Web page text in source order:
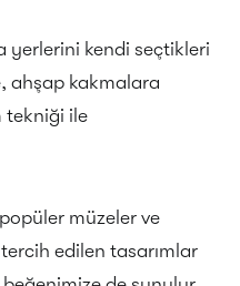
yerlerini kendi seçtikleri
ahşap kakmalara
tekniği ile
müzeler ve
edilen tasarımlar